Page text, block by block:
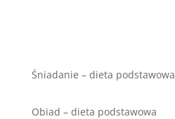
Śniadanie – dieta podstawowa
Obiad – dieta podstawowa